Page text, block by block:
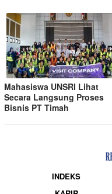
Mahasiswa UNSRI Lihat
Secara Langsung Proses
Bisnis PT Timah
INDEKS